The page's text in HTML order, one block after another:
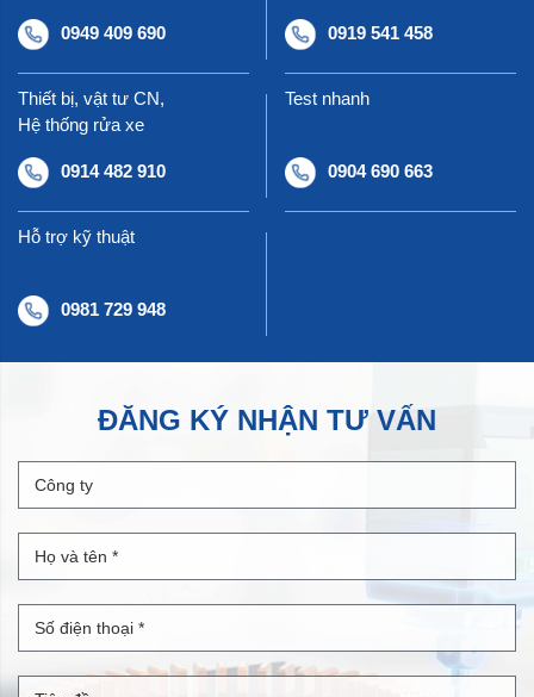
0949 409 690 0919 541 458
Thiết bị, vật tư CN,
Hệ thống rửa xe
0914 482 910
Test nhanh
0904 690 663
Hỗ trợ kỹ thuật
0981 729 948
ĐĂNG KÝ NHẬN TƯ VẤN